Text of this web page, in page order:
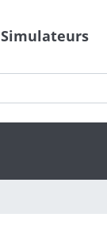
Simulateurs